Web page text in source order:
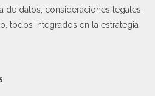
de datos, consideraciones legales,
todos integrados en la estrategia